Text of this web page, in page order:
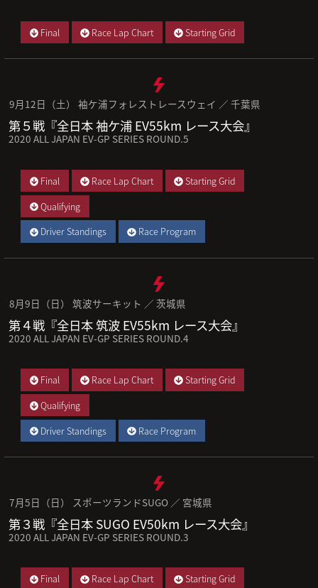
Final Race Lap Chart Starting Grid
9月12日（土） 袖ケ浦フォレストレースウェイ ／ 千葉県
第５戦『全日本 袖ケ浦 EV55km レース大会』
2020 ALL JAPAN EV-GP SERIES ROUND.5
Final Race Lap Chart
Starting Grid
Qualifying
Driver Standings
Race Program
8月9日（日） 筑波サーキット ／ 茨城県
第４戦『全日本 筑波 EV55km レース大会』
2020 ALL JAPAN EV-GP SERIES ROUND.4
Final Race Lap Chart
Starting Grid
Qualifying
Driver Standings
Race Program
7月5日（日） スポーツランドSUGO ／ 宮城県
第３戦『全日本 SUGO EV50km レース大会』
2020 ALL JAPAN EV-GP SERIES ROUND.3
Final Race Lap Chart
Starting Grid